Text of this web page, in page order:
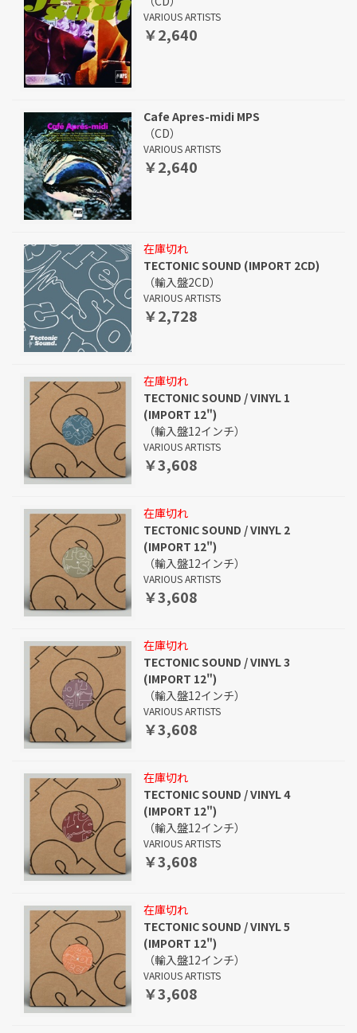
VARIOUS ARTISTS
￥2,640
Cafe Apres-midi MPS
（CD）
VARIOUS ARTISTS
￥2,640
在庫切れ
TECTONIC SOUND (IMPORT 2CD)
（輸入盤2CD）
VARIOUS ARTISTS
￥2,728
在庫切れ
TECTONIC SOUND / VINYL 1
(IMPORT 12")
（輸入盤12インチ）
VARIOUS ARTISTS
￥3,608
在庫切れ
TECTONIC SOUND / VINYL 2
(IMPORT 12")
（輸入盤12インチ）
VARIOUS ARTISTS
￥3,608
在庫切れ
TECTONIC SOUND / VINYL 3
(IMPORT 12")
（輸入盤12インチ）
VARIOUS ARTISTS
￥3,608
在庫切れ
TECTONIC SOUND / VINYL 4
(IMPORT 12")
（輸入盤12インチ）
VARIOUS ARTISTS
￥3,608
在庫切れ
TECTONIC SOUND / VINYL 5
(IMPORT 12")
（輸入盤12インチ）
VARIOUS ARTISTS
￥3,608